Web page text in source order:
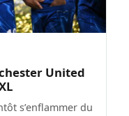
United
s’enflammer du